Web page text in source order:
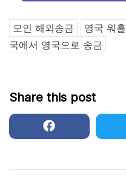
모인 해외송금 영국 워홀
국에서 영국으로 송금
Share this post